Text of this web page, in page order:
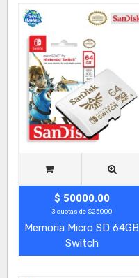
$ 50000.00
3 cuotas de $25000
Memoria Micro SD 64GB
Switch